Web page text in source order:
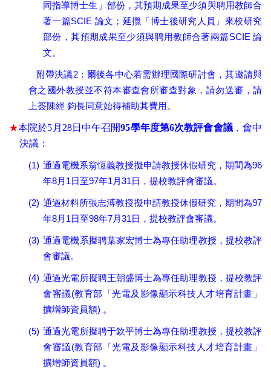
同指導博士生」部份，其預期成果至少須與聘用教師合
著一篇SCIE 論文；延攬「博士後研究人員」來校研究
部份，其預期成果至少須與聘用教師合著兩篇SCIE 論
文。
附帶決議2：爾後各中心若需辦理國際研討會，其邀請與
會之國外教授並不符本審查會所審查對象，請勿送審，請
上簽陳經 鈞長同意始得補助其費用。
★本院於5 月 28日中午召開95學年度第6次教評會會議，會中
決議：
(1) 通過電機系翁恆義教授擬申請教授休假研究，期間為96
年8月 1 日至97年1 月 31 日，提校教評會審議。
(2) 通過材料所張志溥教授擬申請教授休假研究，期間為97
年8月 1 日至98年7月 31 日，提校教評會審議。
(3) 通過電機系擬聘葉家宏博士為專任助理教授，提校教評
會審議。
(4) 通過光電所擬聘王朝盛博士為專任助理教授，提校教評
會審議(教育部「光電及影像顯示科技人才培育計畫」
擴增師資員額) 。
(5) 通過光電所擬聘于欽平博士為專任助理教授，提校教評
會審議(教育部「光電及影像顯示科技人才培育計畫」
擴增師資員額) 。